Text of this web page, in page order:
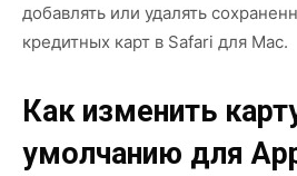
добавлять или удалять
кредитных карт в Safari для Mac.
Как изменить
умолчанию для